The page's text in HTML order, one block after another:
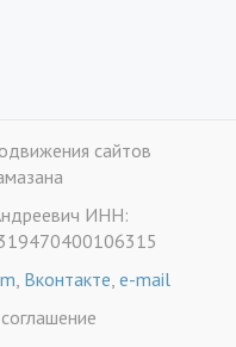
сайтов
ИНН:
, Вконтакте, e-mail